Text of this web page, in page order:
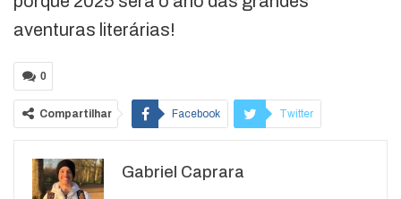
aventuras literárias!
0
Compartilhar Facebook Twitter
WhatsApp
Gabriel Caprara